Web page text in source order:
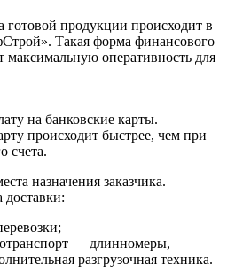
готовой продукции происходит в
Такая форма финансового
максимальную оперативность для
на банковские карты.
происходит быстрее, чем при
счета.
назначения заказчика.
доставки:
— длинномеры,
разгрузочная техника.